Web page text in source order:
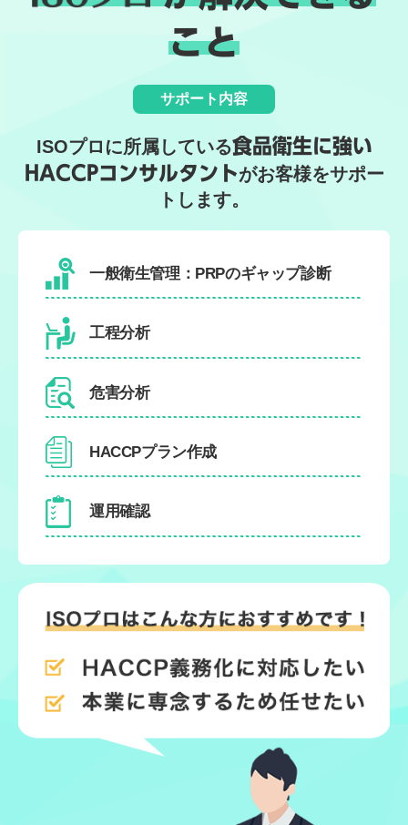
こと
サポート内容
ISOプロに所属している食品衛生に強い
HACCPコンサルタントがお客様をサポー
トします。
一般衛生管理：PRPのギャップ診断
工程分析
危害分析
HACCPプラン作成
運用確認